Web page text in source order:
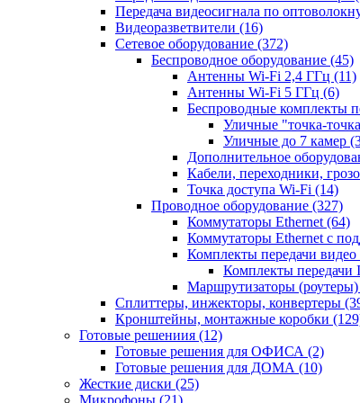
Передача видеосигнала по
Видеоразветвители (16)
Сетевое оборудование (372)
Беспроводное оборудование (45)
Антенны Wi-Fi 2,4 ГГц (11)
Антенны Wi-Fi 5 ГГц (6)
Беспроводные комплекты
Уличные "точка-
Уличные до 7 камер
Дополнительное
Кабели, переходники,
Точка доступа Wi-Fi (14)
Проводное оборудование (327)
Коммутаторы Ethernet (64)
Коммутаторы Ethernet с
Комплекты передачи
Комплекты передачи
Маршрутизаторы (роутеры)
Сплиттеры, инжекторы, конвертеры
Кронштейны, монтажные коробки
Готовые решениия (12)
Готовые решения для ОФИСА (2)
Готовые решения для ДОМА (10)
Жесткие диски (25)
Микрофоны (21)